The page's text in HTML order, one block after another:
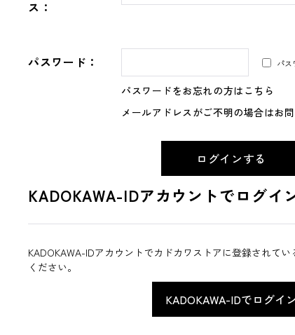
ス：
パスワード： パス
パスワードをお忘れの方はこちら
メールアドレスがご不明の場合はお
KADOKAWA-IDアカウントでログイ
KADOKAWA-IDアカウントでカドカワストアに登録されて
ください。